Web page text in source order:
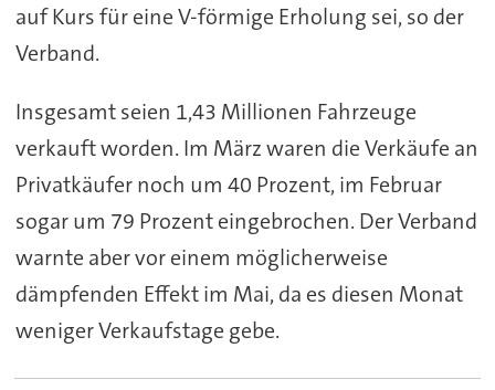
auf Kurs für eine V-förmige Erholung sei, so der
Verband.
Insgesamt seien 1,43 Millionen Fahrzeuge
verkauft worden. Im März waren die Verkäufe an
Privatkäufer noch um 40 Prozent, im Februar
sogar um 79 Prozent eingebrochen. Der Verband
warnte aber vor einem möglicherweise
dämpfenden Effekt im Mai, da es diesen Monat
weniger Verkaufstage gebe.